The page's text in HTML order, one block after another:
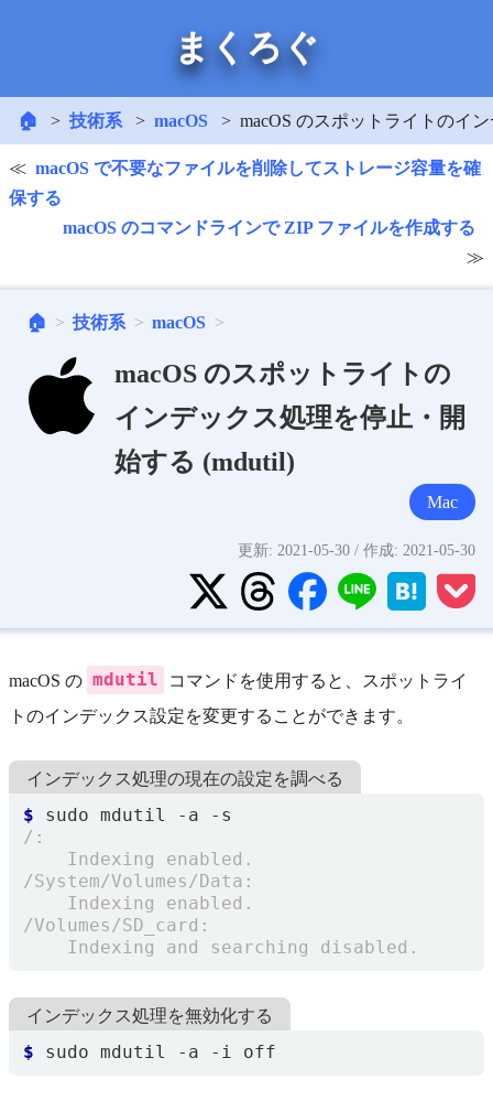
まくろぐ
🏠 技術系 macOS macOS のスポットライトのイ
macOS で不要なファイルを削除してストレージ容量を確
保する
macOS のコマンドラインで ZIP ファイルを作成する
🏠 技術系 macOS
macOS のスポットライトの
インデックス処理を停止・開
始する (mdutil)
Mac
更新: 2021-05-30 / 作成: 2021-05-30
macOS の mdutil
コマンドを使用すると、スポットライ
トのインデックス設定を変更することができます。
インデックス処理の現在の設定を調べる
$
インデックス処理を無効化する
$